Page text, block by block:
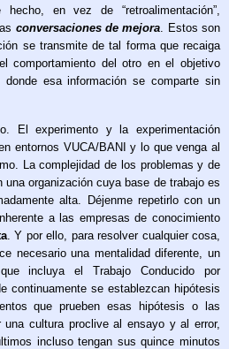
en vez de “retroalimentación”,
conversaciones de mejora . Estos son
se transmite de tal forma que recaiga
comportamiento del otro en el objetivo
esa información se comparte sin
El experimento y la experimentación
entornos VUCA/BANI y lo que venga al
La complejidad de los problemas y de
una organización cuya base de trabajo es
alta. Déjenme repetirlo con un
a las empresas de conocimiento
. Y por ello, para resolver cualquier cosa,
necesario una mentalidad diferente, un
incluya el Trabajo Conducido por
continuamente se establezcan hipótesis
que prueben esas hipótesis o las
cultura proclive al ensayo y al error,
incluso tengan sus quince minutos